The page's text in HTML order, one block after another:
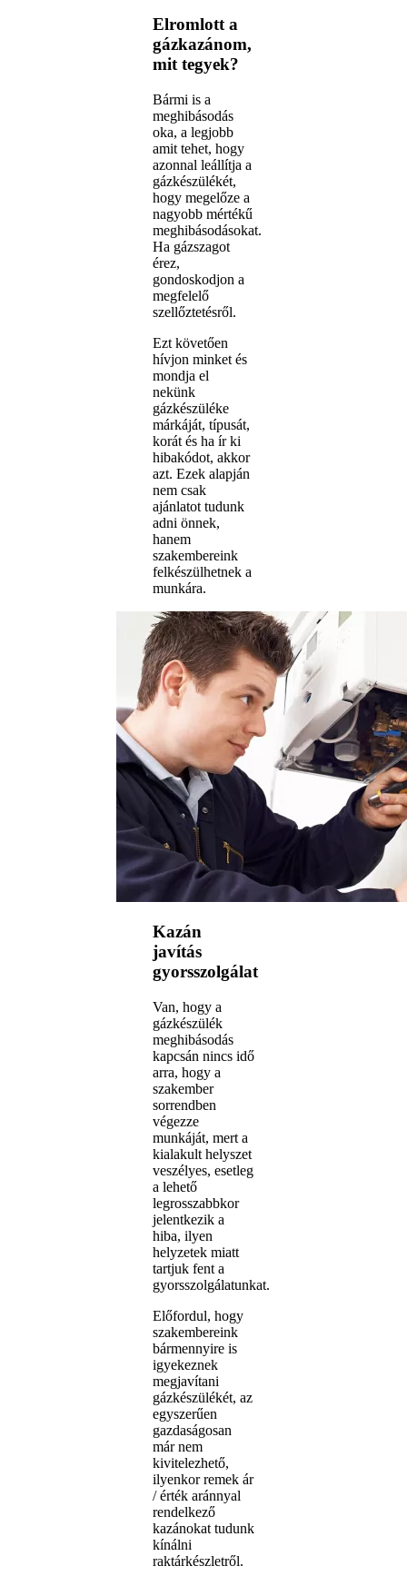
Elromlott a
gázkazánom,
mit tegyek?
Bármi is a
meghibásodás
oka, a legjobb
amit tehet, hogy
azonnal leállítja a
gázkészülékét,
hogy megelőze a
nagyobb mértékű
meghibásodásokat.
Ha gázszagot
érez,
gondoskodjon a
megfelelő
szellőztetésről.
Ezt követően
hívjon minket és
mondja el
nekünk
gázkészüléke
márkáját, típusát,
korát és ha ír ki
hibakódot, akkor
azt. Ezek alapján
nem csak
ajánlatot tudunk
adni önnek,
hanem
szakembereink
felkészülhetnek a
munkára.
Kazán
javítás
gyorsszolgálat
Van, hogy a
gázkészülék
meghibásodás
kapcsán nincs idő
arra, hogy a
szakember
sorrendben
végezze
munkáját, mert a
kialakult helyszet
veszélyes, esetleg
a lehető
legrosszabbkor
jelentkezik a
hiba, ilyen
helyzetek miatt
tartjuk fent a
gyorsszolgálatunkat.
Előfordul, hogy
szakembereink
bármennyire is
igyekeznek
megjavítani
gázkészülékét, az
egyszerűen
gazdaságosan
már nem
kivitelezhető,
ilyenkor remek ár
/ érték aránnyal
rendelkező
kazánokat tudunk
kínálni
raktárkészletről.